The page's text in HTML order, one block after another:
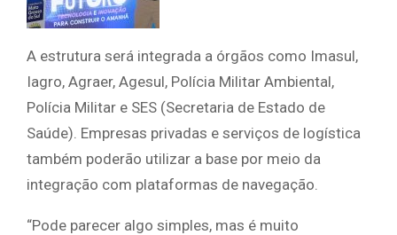
A estrutura será integrada a órgãos como Imasul,
Iagro, Agraer, Agesul, Polícia Militar Ambiental,
Polícia Militar e SES (Secretaria de Estado de
Saúde). Empresas privadas e serviços de logística
também poderão utilizar a base por meio da
integração com plataformas de navegação.
“Pode parecer algo simples, mas é muito